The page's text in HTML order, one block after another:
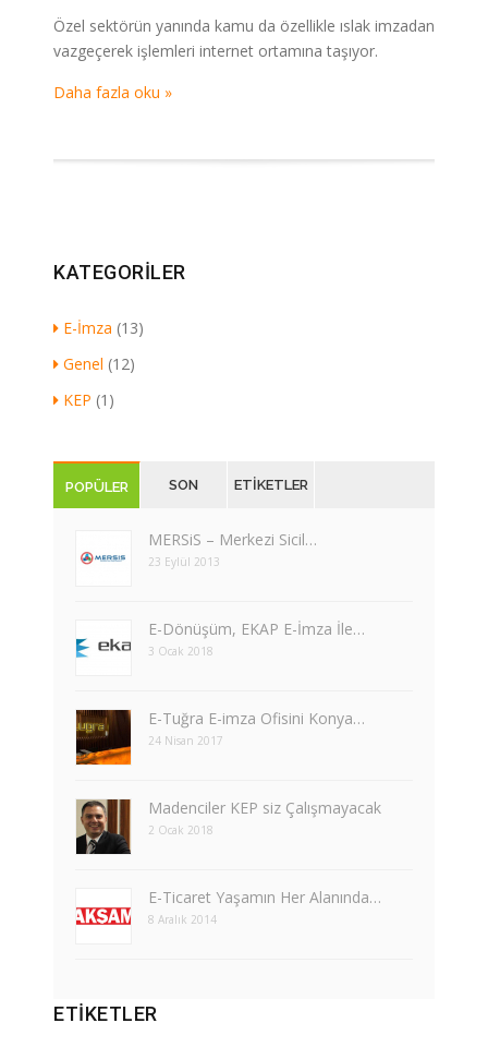
Özel sektörün yanında kamu da özellikle ıslak imzadan
vazgeçerek işlemleri internet ortamına taşıyor.
Daha fazla oku »
KATEGORILER
E-İmza (13)
Genel (12)
KEP (1)
POPÜLER SON
YAZILAR
ETIKETLER
MERSiS – Merkezi Sicil…
23 Eylül 2013
​E-Dönüşüm, EKAP E-İmza İle…
3 Ocak 2018
E-Tuğra E-imza Ofisini Konya…
24 Nisan 2017
Madenciler KEP siz Çalışmayacak
2 Ocak 2018
E-Ticaret Yaşamın Her Alanında…
8 Aralık 2014
ETIKETLER